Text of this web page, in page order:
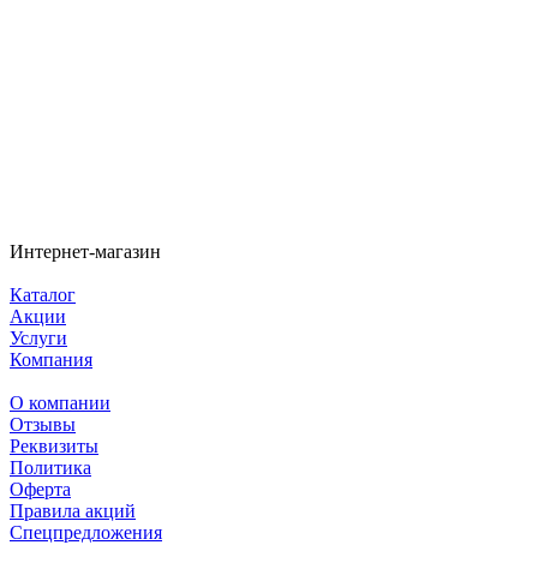
Интернет-магазин
Каталог
Акции
Услуги
Компания
О компании
Отзывы
Реквизиты
Политика
Оферта
Правила акций
Спецпредложения